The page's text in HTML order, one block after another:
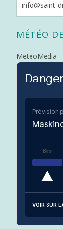
info@saint-
MÉTÉO
MeteoMedia
Prévision
Bas
VOIR SUR